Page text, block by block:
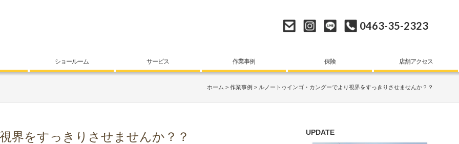
0463-35-2323
ショールーム サービス 作業事例 保険 店舗アクセス
ホーム 作業事例 ルノートゥインゴ・カングーでより視界をすっきりさせませんか？？
界をすっきりさせませんか？？ UPDATE